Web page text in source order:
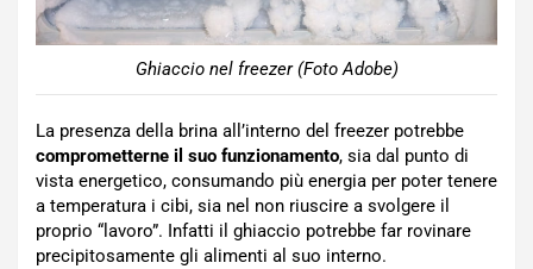
Ghiaccio nel freezer (Foto Adobe)
La presenza della brina all’interno del freezer potrebbe
comprometterne il suo funzionamento, sia dal punto di
vista energetico, consumando più energia per poter tenere
a temperatura i cibi, sia nel non riuscire a svolgere il
proprio “lavoro”. Infatti il ghiaccio potrebbe far rovinare
precipitosamente gli alimenti al suo interno.